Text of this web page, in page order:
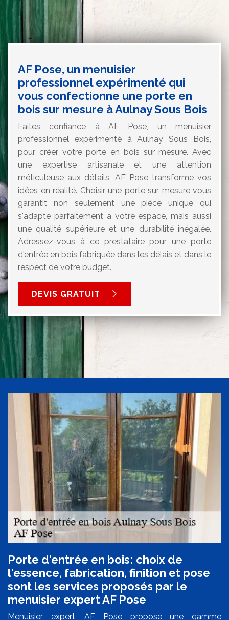
AF Pose, un menuisier
professionnel expérimenté qui
vous confectionne une porte en
bois sur mesure à Aulnay Sous Bois
Faites confiance à AF Pose, un menuisier
professionnel expérimenté à Aulnay Sous Bois,
pour créer votre porte en bois sur mesure. Avec
une expertise artisanale et une attention
méticuleuse aux détails, AF Pose transforme vos
idées en réalité. Choisir une porte sur mesure vous
garantit non seulement une pièce unique qui
s'adapte parfaitement à votre espace, mais aussi
une qualité supérieure et une durabilité inégalée.
Adressez-vous à ce prestataire pour une porte
d'entrée en bois fabriquée dans les délais et dans le
respect de votre budget.
DEVIS GRATUIT
Porte d'entrée en bois: choix de
l'essence, fabrication, finition et pose
sont les services proposés par le
menuisier expert AF Pose
Menuisier expert, AF Pose propose une gamme